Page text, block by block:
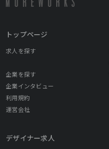
トップページ
求人を探す
企業を探す
企業インタビュー
利用規約
運営会社
デザイナー求人